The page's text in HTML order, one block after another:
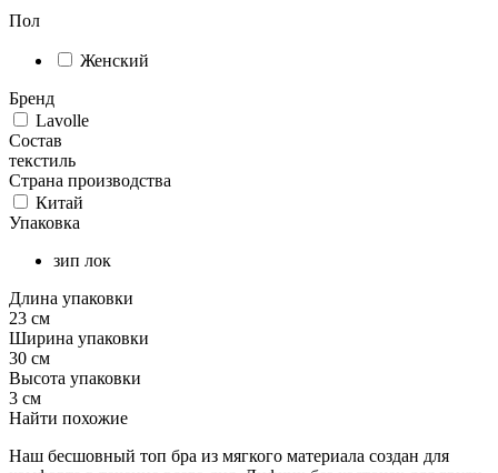
Пол
Женский
Бренд
Lavolle
Состав
текстиль
Страна производства
Китай
Упаковка
зип лок
Длина упаковки
23 см
Ширина упаковки
30 см
Высота упаковки
3 см
Найти похожие
Наш бесшовный топ бра из мягкого материала создан для